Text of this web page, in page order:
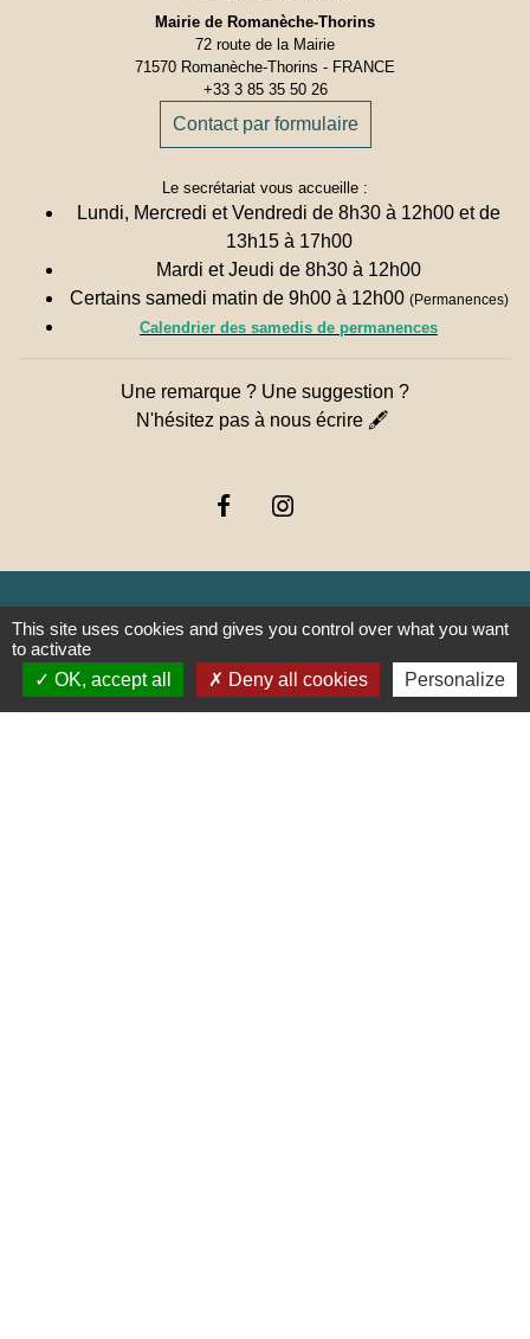
Mairie de Romanèche-Thorins
72 route de la Mairie
71570 Romanèche-Thorins - FRANCE
+33 3 85 35 50 26
Contact par formulaire
Le secrétariat vous accueille :
Lundi, Mercredi et Vendredi de 8h30 à 12h00 et de
13h15 à 17h00
Mardi et Jeudi de 8h30 à 12h00
Certains samedi matin de 9h00 à 12h00 (Permanences)
Calendrier des samedis de permanences
Une remarque ? Une suggestion ?
N'hésitez pas à nous écrire 🖋
Liens
This site uses cookies and gives you control over what you want
to activate
OK, accept all
Deny all cookies Personalize